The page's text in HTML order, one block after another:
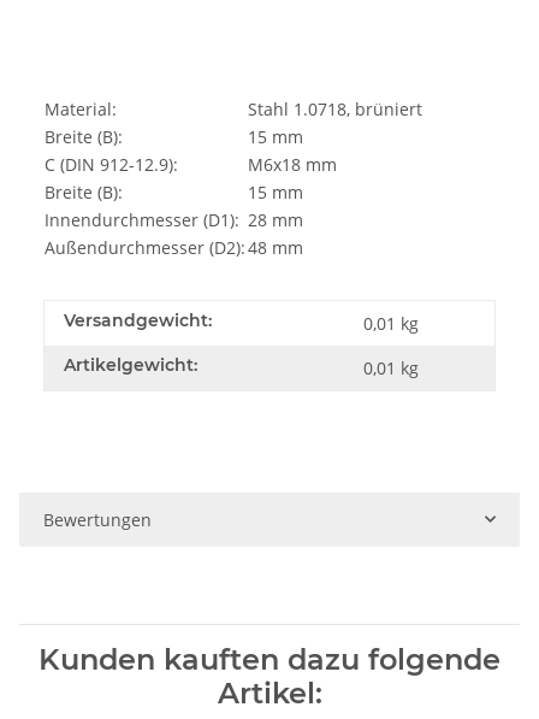
Material:
Stahl 1.0718, brüniert
Breite (B):
15 mm
C (DIN 912-12.9):
M6x18 mm
Breite (B):
15 mm
Innendurchmesser (D1): 28 mm
Außendurchmesser (D2):48 mm
Versandgewicht: 0,01 kg
Artikelgewicht: 0,01 kg
Bewertungen
Kunden kauften dazu folgende
Artikel: